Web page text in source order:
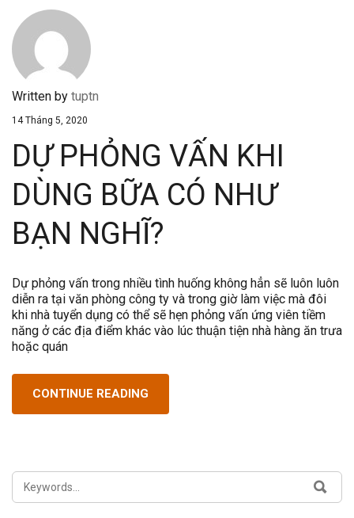
Written by tuptn
14 Tháng 5, 2020
DỰ PHỎNG VẤN KHI
DÙNG BỮA CÓ NHƯ
BẠN NGHĨ?
Dự phỏng vấn trong nhiều tình huống không hẳn sẽ luôn luôn
diễn ra tại văn phòng công ty và trong giờ làm việc mà đôi
khi nhà tuyển dụng có thể sẽ hẹn phỏng vấn ứng viên tiềm
năng ở các địa điểm khác vào lúc thuận tiện nhà hàng ăn trưa
hoặc quán
CONTINUE READING
SEARCH
FOR: